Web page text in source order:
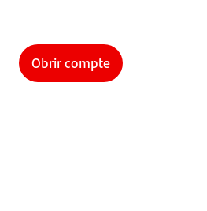
Obrir compte